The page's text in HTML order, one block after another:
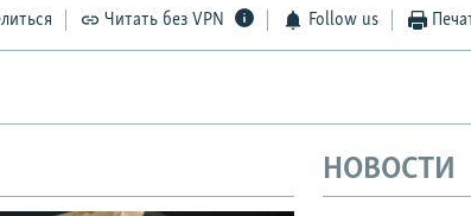
Читать без VPN Follow us
НОВОСТИ